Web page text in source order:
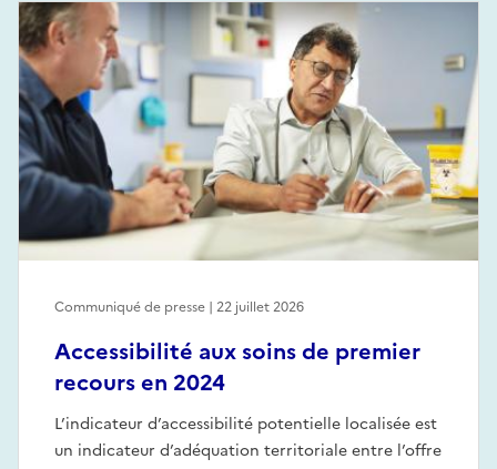
Accessibilité aux soins de premier
recours en 2024
L’indicateur d’accessibilité potentielle localisée est
un indicateur d’adéquation territoriale entre l’offre
Communiqué de presse | 22 juillet 2026